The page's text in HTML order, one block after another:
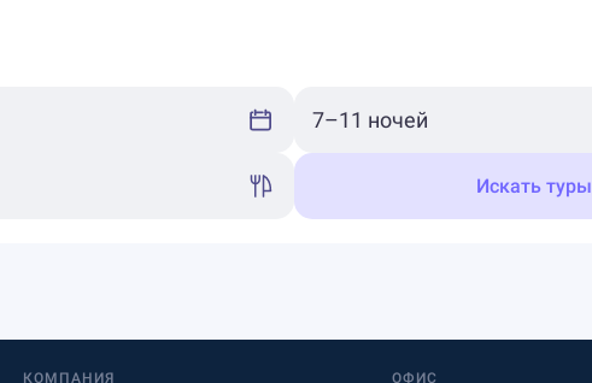
Искать туры
КОМПАНИЯ ОФИС